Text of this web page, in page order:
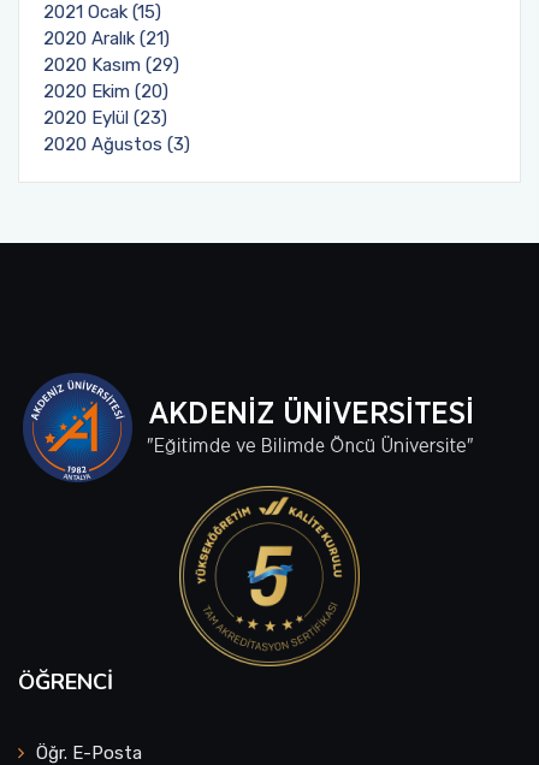
2021 Ocak (15)
2020 Aralık (21)
2020 Kasım (29)
2020 Ekim (20)
2020 Eylül (23)
2020 Ağustos (3)
ÖĞRENCI
Öğr. E-Posta